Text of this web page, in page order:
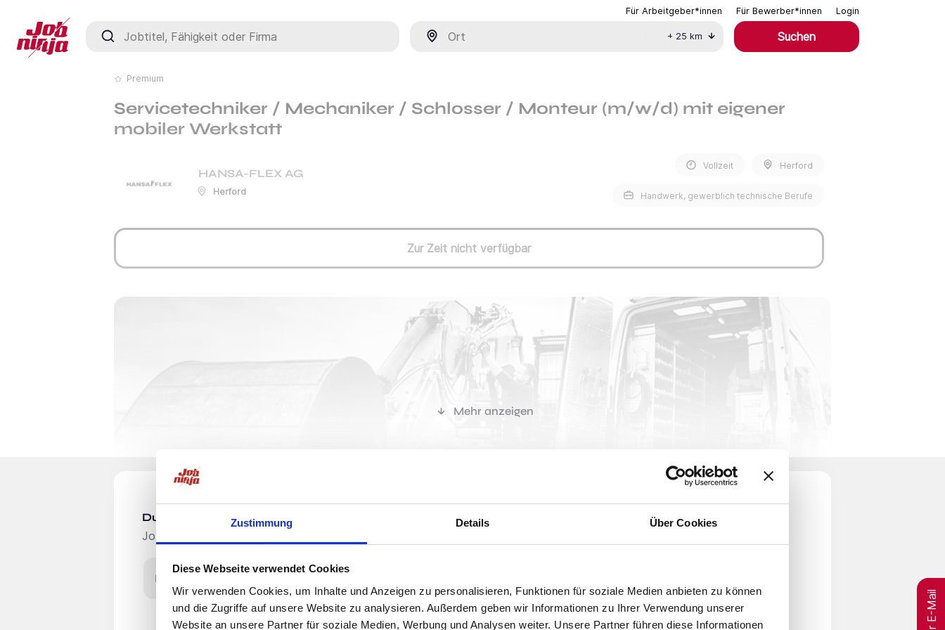
Zustimmung Details Über Cookies
Diese Webseite verwendet Cookies
Wir verwenden Cookies, um Inhalte und Anzeigen zu personalisieren, Funktionen für soziale Medien anbieten zu können
und die Zugriffe auf unsere Website zu analysieren. Außerdem geben wir Informationen zu Ihrer Verwendung unserer
Website an unsere Partner für soziale Medien, Werbung und Analysen weiter. Unsere Partner führen diese Informationen
Für Arbeitgeber*innen Für Bewerber*innen Login
Jobtitel, Fähigkeit oder Firma
+ 25 km Suchen
Premium
Servicetechniker / Mechaniker / Schlosser / Monteur (m/w/d) mit eigener
mobiler Werkstatt
HANSA-FLEX AG
Herford
Vollzeit Herford
Handwerk, gewerblich technische Berufe
Zur Zeit nicht verfügbar
Einleitung
Mehr anzeigen
Du möchtest Jobs, die zu Dir passen?
Jobangebote per E-Mail erhalten
E-Mail-Adresse